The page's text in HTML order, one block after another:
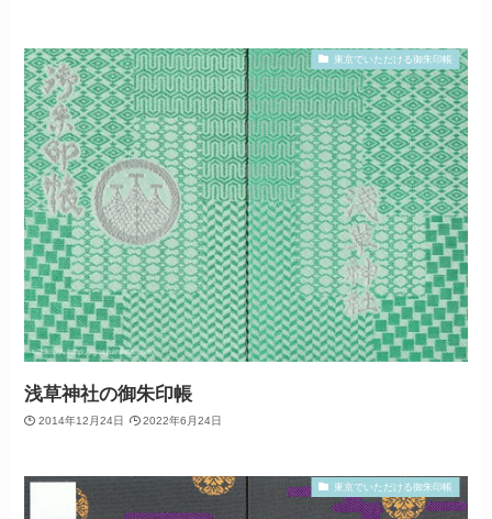
東京でいただける御朱印帳
浅草神社の御朱印帳
2014年12月24日 2022年6月24日
東京でいただける御朱印帳